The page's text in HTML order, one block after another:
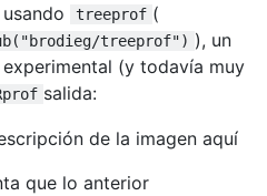
treeprof (
treeprof") ), un
(y todavía muy
salida:
que lo anterior